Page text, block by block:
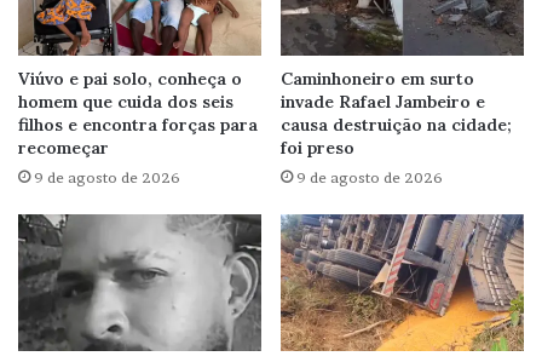
Viúvo e pai solo, conheça o
homem que cuida dos seis
filhos e encontra forças para
recomeçar
9 de agosto de 2026
Caminhoneiro em surto
invade Rafael Jambeiro e
causa destruição na cidade;
foi preso
9 de agosto de 2026